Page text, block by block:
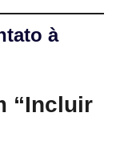
à
“Incluir